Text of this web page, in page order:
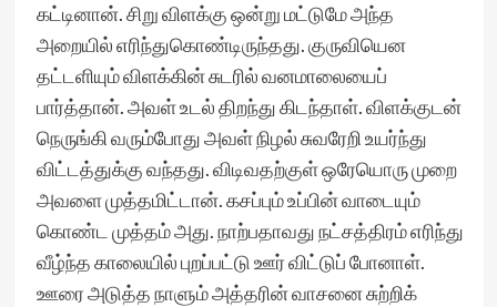
கட்டினான். சிறு விளக்கு ஒன்று மட்டுமே அந்த
அறையில் எரிந்துகொண்டிருந்தது. குருவியென
தட்டளியும் விளக்கின் சுடரில் வனமாலையைப்
பார்த்தான். அவள் உடல் திறந்து கிடந்தாள். விளக்குடன்
நெருங்கி வரும்போது அவள் நிழல் சுவரேறி உயர்ந்து
விட்டத்துக்கு வந்தது. விடிவதற்குள் ஒரேயொரு முறை
அவளை முத்தமிட்டான். கசப்பும் உப்பின் வாடையும்
கொண்ட முத்தம் அது. நாற்பதாவது நட்சத்திரம் எரிந்து
வீழ்ந்த காலையில் புறப்பட்டு ஊர் விட்டுப் போனாள்.
ஊரை அடுத்த நாளும் அத்தரின் வாசனை சுற்றிக்